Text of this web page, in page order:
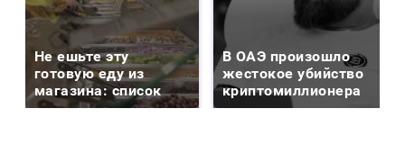
Не ешьте эту
готовую еду из
магазина: список
В ОАЭ произошло
жестокое убийство
криптомиллионера